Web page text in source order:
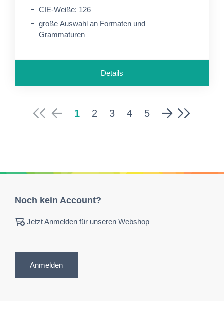
CIE-Weiße: 126
große Auswahl an Formaten und
Grammaturen
Details
1 2 3 4 5
Noch kein Account?
Jetzt Anmelden für unseren Webshop
Anmelden